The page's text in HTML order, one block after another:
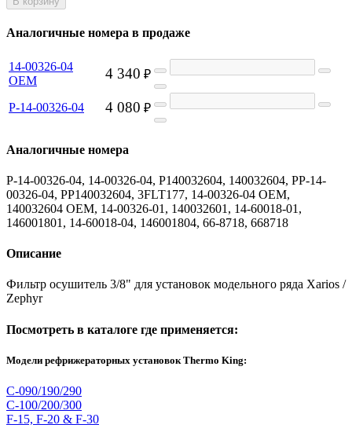
Аналогичные номера в продаже
14-00326-04
OEM
4 340 ₽
P-14-00326-04 4 080 ₽
Аналогичные номера
P-14-00326-04, 14-00326-04, P140032604, 140032604, PP-14-
00326-04, PP140032604, 3FLT177, 14-00326-04 OEM,
140032604 OEM, 14-00326-01, 140032601, 14-60018-01,
146001801, 14-60018-04, 146001804, 66-8718, 668718
Описание
Фильтр осушитель 3/8" для установок модельного ряда Xarios /
Zephyr
Посмотреть в каталоге где применяется:
Модели рефрижераторных установок Thermo King:
C-090/190/290
C-100/200/300
F-15, F-20 & F-30